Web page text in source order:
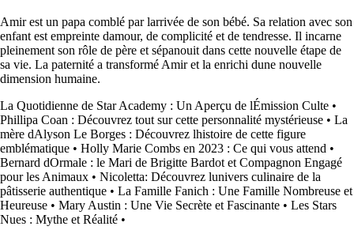
Amir est un papa comblé par larrivée de son bébé. Sa relation avec son
enfant est empreinte damour, de complicité et de tendresse. Il incarne
pleinement son rôle de père et sépanouit dans cette nouvelle étape de
sa vie. La paternité a transformé Amir et la enrichi dune nouvelle
dimension humaine.
La Quotidienne de Star Academy : Un Aperçu de lÉmission Culte •
Phillipa Coan : Découvrez tout sur cette personnalité mystérieuse • La
mère dAlyson Le Borges : Découvrez lhistoire de cette figure
emblématique • Holly Marie Combs en 2023 : Ce qui vous attend •
Bernard dOrmale : le Mari de Brigitte Bardot et Compagnon Engagé
pour les Animaux • Nicoletta: Découvrez lunivers culinaire de la
pâtisserie authentique • La Famille Fanich : Une Famille Nombreuse et
Heureuse • Mary Austin : Une Vie Secrète et Fascinante • Les Stars
Nues : Mythe et Réalité •